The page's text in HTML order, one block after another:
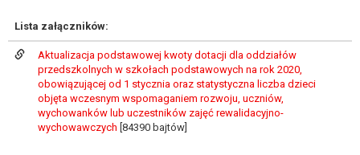
Lista załączników:
Aktualizacja podstawowej kwoty dotacji dla oddziałów
przedszkolnych w szkołach podstawowych na rok 2020,
obowiązującej od 1 stycznia oraz statystyczna liczba dzieci
objęta wczesnym wspomaganiem rozwoju, uczniów,
wychowanków lub uczestników zajęć rewalidacyjno-
wychowawczych [84390 bajtów]
interesie publicznym lub w ramach
sprawowania władzy publicznej
powierzonej administratorowi bądź
niezbędność przetwarzania do celów
wynikających z prawnie
uzasadnionych interesów